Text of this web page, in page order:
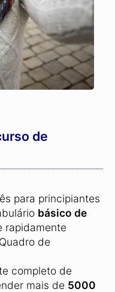
de
para principiantes
básico de
rapidamente
de
completo de
mais de 5000